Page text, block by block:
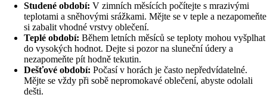
Studené období: V zimních měsících počítejte s mrazivými
teplotami a sněhovými srážkami. Mějte se v teple a nezapomeňte
si zabalit vhodné vrstvy oblečení.
Teplé období: Během letních měsíců se teploty mohou vyšplhat
do vysokých hodnot. Dejte si pozor na sluneční údery a
nezapomeňte pít hodně tekutin.
Dešťové období: Počasí v horách je často nepředvídatelné.
Mějte se vždy při sobě nepromokavé oblečení, abyste odolali
dešti.